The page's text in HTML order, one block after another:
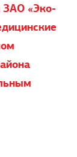
ЗАО «Эко-